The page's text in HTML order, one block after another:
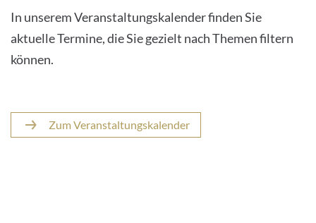
In unserem Veranstaltungskalender finden Sie
aktuelle Termine, die Sie gezielt nach Themen filtern
können.
Zum Veranstaltungskalender